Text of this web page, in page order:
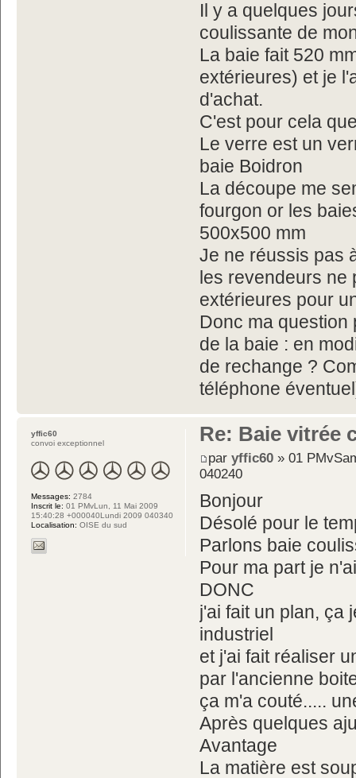
Il y a quelques
coulissante de
La baie fait 520
extérieures) et je
d'achat.
C'est pour cela
Le verre est un
baie Boidron
La découpe me
fourgon or les
500x500 mm
Je ne réussis pas
les revendeurs
extérieures pour
Donc ma
de la baie : en
de rechange ?
téléphone
Re: Baie vitrée
paryffic60 » 01
040240
Bonjour
Désolé pour le
Parlons baie
Pour ma part je
DONC
j'ai fait un plan, ça
industriel
et j'ai fait réaliser
par l'ancienne
ça m'a couté.....
Après quelques
Avantage
La matière est
yffic60
convoi exceptionnel
Messages: 2784
Inscrit le: 01 PMvLun, 11 Mai 2009
15:40:28 +000040Lundi 2009 040340
Localisation: OISE du sud